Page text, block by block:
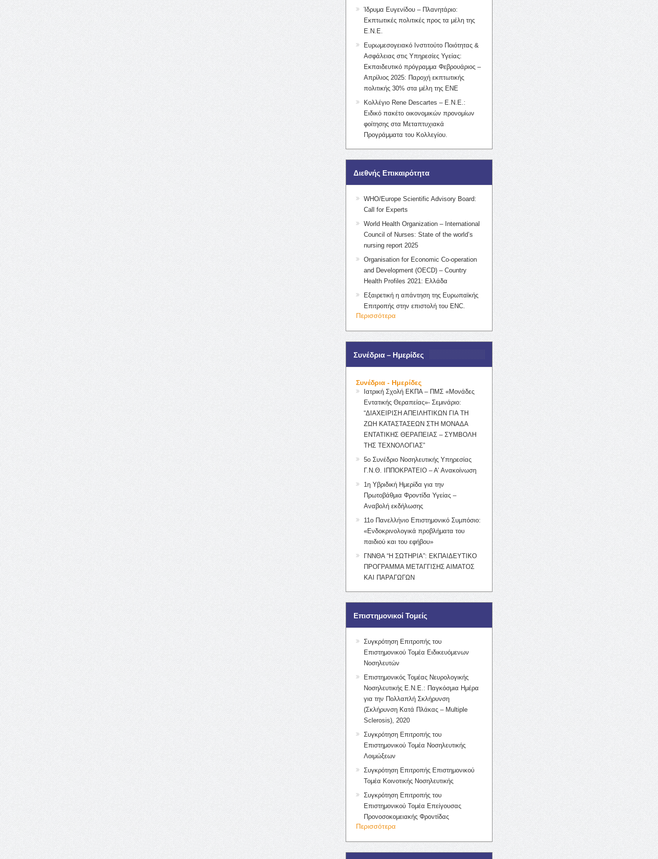
Ίδρυμα Ευγενίδου – Πλανητάριο:
Εκπτωτικές πολιτικές προς τα μέλη της
Ε.Ν.Ε.
Ευρωμεσογειακό Ινστιτούτο Ποιότητας &
Ασφάλειας στις Υπηρεσίες Υγείας:
Εκπαιδευτικό πρόγραμμα Φεβρουάριος –
Απρίλιος 2025: Παροχή εκπτωτικής
πολιτικής 30% στα μέλη της ΕΝΕ
Κολλέγιο Rene Descartes – Ε.Ν.Ε.:
Ειδικό πακέτο οικονομικών προνομίων
φοίτησης στα Μεταπτυχιακά
Προγράμματα του Κολλεγίου.
Διεθνής Επικαιρότητα
WHO/Europe Scientific Advisory Board:
Call for Experts
World Health Organization – International
Council of Nurses: State of the world’s
nursing report 2025
Organisation for Economic Co-operation
and Development (OECD) – Country
Health Profiles 2021: Ελλάδα
Εξαιρετική η απάντηση της Ευρωπαϊκής
Επιτροπής στην επιστολή του ENC.
Περισσότερα
Συνέδρια – Ημερίδες
Συνέδρια - Ημερίδες
Ιατρική Σχολή ΕΚΠΑ – ΠΜΣ «Μονάδες
Εντατικής Θεραπείας»- Σεμινάριο:
“ΔΙΑΧΕΙΡΙΣΗ ΑΠΕΙΛΗΤΙΚΩΝ ΓΙΑ ΤΗ
ΖΩΗ ΚΑΤΑΣΤΑΣΕΩΝ ΣΤΗ ΜΟΝΑΔΑ
ΕΝΤΑΤΙΚΗΣ ΘΕΡΑΠΕΙΑΣ – ΣΥΜΒΟΛΗ
ΤΗΣ ΤΕΧΝΟΛΟΓΙΑΣ”
5ο Συνέδριο Νοσηλευτικής Υπηρεσίας
Γ.Ν.Θ. ΙΠΠΟΚΡΑΤΕΙΟ – Α’ Ανακοίνωση
1η Υβριδική Ημερίδα για την
Πρωτοβάθμια Φροντίδα Υγείας –
Αναβολή εκδήλωσης
11ο Πανελλήνιο Επιστημονικό Συμπόσιο:
«Ενδοκρινολογικά προβλήματα του
παιδιού και του εφήβου»
ΓΝΝΘΑ “Η ΣΩΤΗΡΙΑ”: ΕΚΠΑΙΔΕΥΤΙΚΟ
ΠΡΟΓΡΑΜΜΑ ΜΕΤΑΓΓΙΣΗΣ ΑΙΜΑΤΟΣ
ΚΑΙ ΠΑΡΑΓΩΓΩΝ
Επιστημονικοί Τομείς
Συγκρότηση Επιτροπής του
Επιστημονικού Τομέα Ειδικευόμενων
Νοσηλευτών
Επιστημονικός Τομέας Νευρολογικής
Νοσηλευτικής Ε.Ν.Ε.: Παγκόσμια Ημέρα
για την Πολλαπλή Σκλήρυνση
(Σκλήρυνση Κατά Πλάκας – Multiple
Sclerosis), 2020
Συγκρότηση Επιτροπής του
Επιστημονικού Τομέα Νοσηλευτικής
Λοιμώξεων
Συγκρότηση Επιτροπής Επιστημονικού
Τομέα Κοινοτικής Νοσηλευτικής
Συγκρότηση Επιτροπής του
Επιστημονικού Τομέα Επείγουσας
Προνοσοκομειακής Φροντίδας
Περισσότερα